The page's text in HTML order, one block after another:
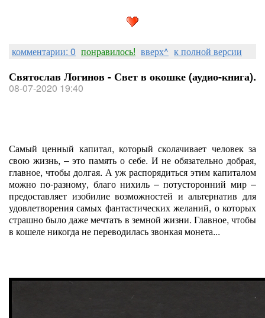
комментарии: 0 понравилось! вверх^ к полной версии
Святослав Логинов - Свет в окошке (аудио-книга).
08-07-2020 19:40
Самый ценный капитал, который сколачивает человек за
свою жизнь, – это память о себе. И не обязательно добрая,
главное, чтобы долгая. А уж распорядиться этим капиталом
можно по-разному, благо нихиль – потусторонний мир –
предоставляет изобилие возможностей и альтернатив для
удовлетворения самых фантастических желаний, о которых
страшно было даже мечтать в земной жизни. Главное, чтобы
в кошеле никогда не переводилась звонкая монета...